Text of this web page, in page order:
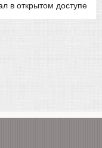
в открытом доступе